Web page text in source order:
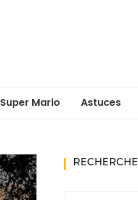
Super Mario Astuces
RECHERCHE